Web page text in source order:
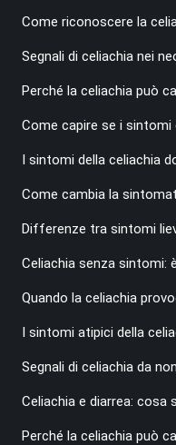
Come riconoscere la
Segnali di celiachia nei
Perché la celiachia può
Come capire se i
I sintomi della celiachia
Come cambia la
Differenze tra sintomi
Celiachia senza sintomi:
Quando la celiachia
I sintomi atipici della
Segnali di celiachia da
Celiachia e diarrea: cosa
Perché la celiachia può